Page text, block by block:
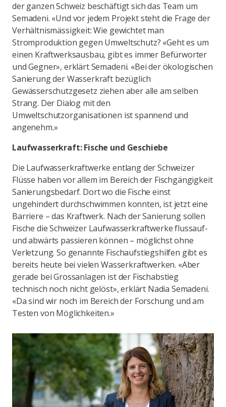
der ganzen Schweiz beschäftigt sich das Team um
Semadeni. «Und vor jedem Projekt steht die Frage der
Verhältnismässigkeit: Wie gewichtet man
Stromproduktion gegen Umweltschutz? «Geht es um
einen Kraftwerksausbau, gibt es immer Befürworter
und Gegner», erklärt Semadeni. «Bei der ökologischen
Sanierung der Wasserkraft bezüglich
Gewässerschutzgesetz ziehen aber alle am selben
Strang. Der Dialog mit den
Umweltschutzorganisationen ist spannend und
angenehm.»
Laufwasserkraft: Fische und Geschiebe
Die Laufwasserkraftwerke entlang der Schweizer
Flüsse haben vor allem im Bereich der Fischgängigkeit
Sanierungsbedarf. Dort wo die Fische einst
ungehindert durchschwimmen konnten, ist jetzt eine
Barriere – das Kraftwerk. Nach der Sanierung sollen
Fische die Schweizer Laufwasserkraftwerke flussauf-
und abwärts passieren können – möglichst ohne
Verletzung. So genannte Fischaufstiegshilfen gibt es
bereits heute bei vielen Wasserkraftwerken. «Aber
gerade bei Grossanlagen ist der Fischabstieg
technisch noch nicht gelöst», erklärt Nadia Semadeni.
«Da sind wir noch im Bereich der Forschung und am
Testen von Möglichkeiten.»